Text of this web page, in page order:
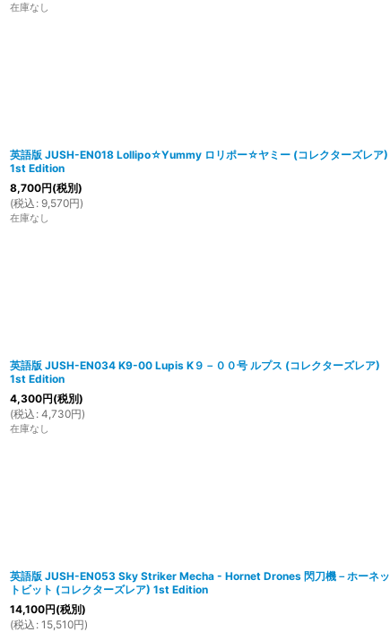
在庫なし
英語版 JUSH-EN018 Lollipo☆Yummy ロリポー☆ヤミー (コレクターズレア)
1st Edition
8,700円(税別)
(税込 : 9,570円)
在庫なし
英語版 JUSH-EN034 K9-00 Lupis K９－００号 ルプス (コレクターズレア)
1st Edition
4,300円(税別)
(税込 : 4,730円)
在庫なし
英語版 JUSH-EN053 Sky Striker Mecha - Hornet Drones 閃刀機－ホーネッ
トビット (コレクターズレア) 1st Edition
14,100円(税別)
(税込 : 15,510円)